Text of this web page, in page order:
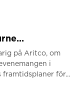
på Aritco, om
i
för...